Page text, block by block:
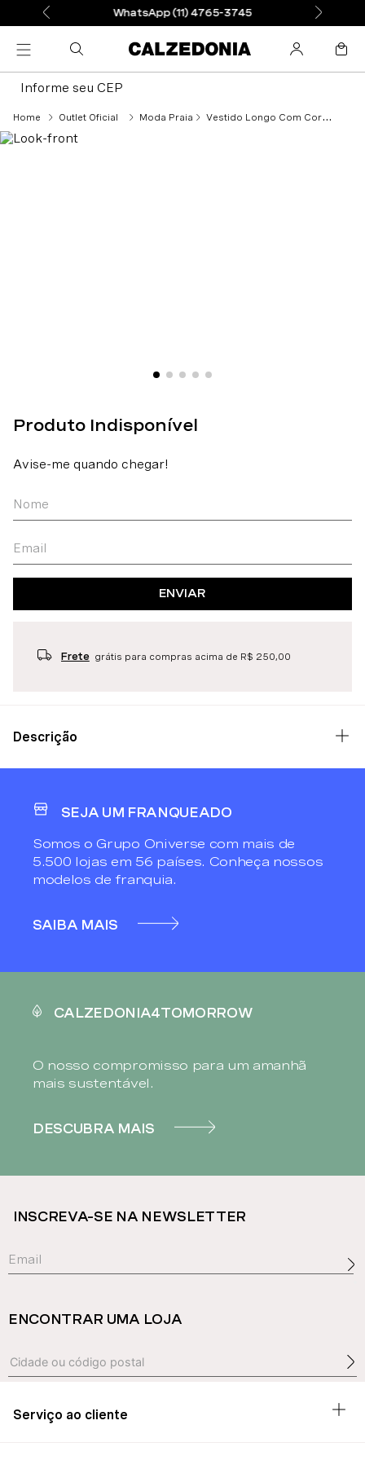
WhatsApp (11) 4765-3745
Informe seu CEP
Outlet Oficial Moda Praia Vestido Longo Com Cordão - Verde
ENVIAR
Frete grátis para compras acima de R$ 250,00
Descrição
SEJA UM FRANQUEADO
Somos o Grupo Oniverse com mais de
5.500 lojas em 56 países. Conheça nossos
modelos de franquia.
SAIBA MAIS
CALZEDONIA4TOMORROW
O nosso compromisso para um amanhã
mais sustentável.
DESCUBRA MAIS
INSCREVA-SE NA NEWSLETTER
ENCONTRAR UMA LOJA
Serviço ao cliente